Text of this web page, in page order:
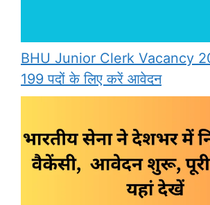
BHU Junior Clerk Vacancy
199 पदों के लिए करें आवेदन